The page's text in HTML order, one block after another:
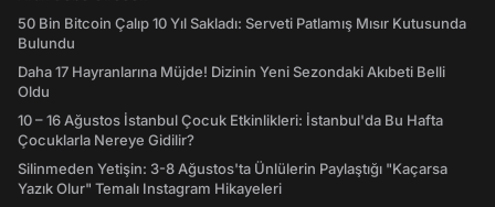
50 Bin Bitcoin Çalıp 10 Yıl Sakladı: Serveti Patlamış Mısır Kutusunda
Bulundu
Daha 17 Hayranlarına Müjde! Dizinin Yeni Sezondaki Akıbeti Belli
Oldu
10 – 16 Ağustos İstanbul Çocuk Etkinlikleri: İstanbul'da Bu Hafta
Çocuklarla Nereye Gidilir?
Silinmeden Yetişin: 3-8 Ağustos'ta Ünlülerin Paylaştığı "Kaçarsa
Yazık Olur" Temalı Instagram Hikayeleri